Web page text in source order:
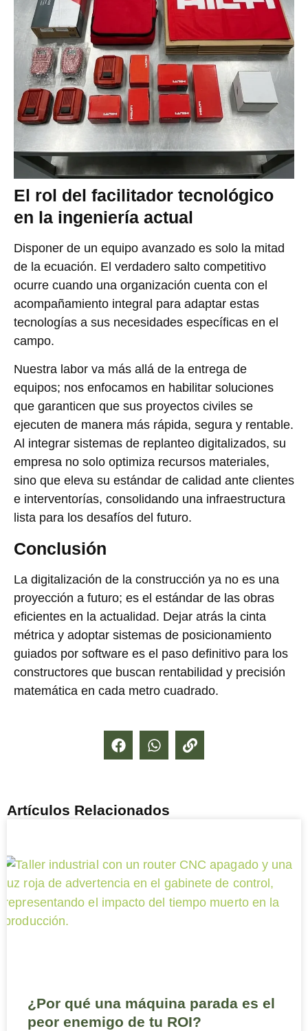
El rol del facilitador tecnológico
en la ingeniería actual
Disponer de un equipo avanzado es solo la mitad
de la ecuación. El verdadero salto competitivo
ocurre cuando una organización cuenta con el
acompañamiento integral para adaptar estas
tecnologías a sus necesidades específicas en el
campo.
Nuestra labor va más allá de la entrega de
equipos; nos enfocamos en habilitar soluciones
que garanticen que sus proyectos civiles se
ejecuten de manera más rápida, segura y rentable.
Al integrar sistemas de replanteo digitalizados, su
empresa no solo optimiza recursos materiales,
sino que eleva su estándar de calidad ante clientes
e interventorías, consolidando una infraestructura
lista para los desafíos del futuro.
Conclusión
La digitalización de la construcción ya no es una
proyección a futuro; es el estándar de las obras
eficientes en la actualidad. Dejar atrás la cinta
métrica y adoptar sistemas de posicionamiento
guiados por software es el paso definitivo para los
constructores que buscan rentabilidad y precisión
matemática en cada metro cuadrado.
Artículos Relacionados
¿Por qué una máquina parada es el
peor enemigo de tu ROI?